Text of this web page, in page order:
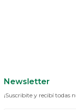
Newsletter
¡Suscribite y recibí todas